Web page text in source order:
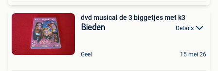
dvd musical de 3 biggetjes met k3
Bieden Details
Geel 15 mei 26